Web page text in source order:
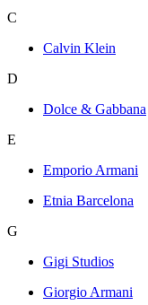
C
Calvin Klein
D
Dolce & Gabbana
E
Emporio Armani
Etnia Barcelona
G
Gigi Studios
Giorgio Armani